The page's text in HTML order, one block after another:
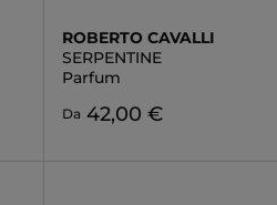
ROBERTO CAVALLI
SERPENTINE
Parfum
Da 42,00 €